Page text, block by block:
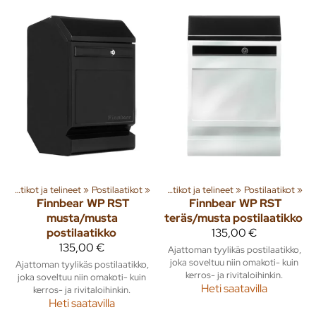
Postilaatikot ja telineet‪» Postilaatikot‪»
Finnbear WP RST
musta/musta
postilaatikko
135,00 €
Ajattoman tyylikäs postilaatikko,
joka soveltuu niin omakoti- kuin
kerros- ja rivitaloihinkin.
Heti saatavilla
Pihalle‪» Kiinteistötarvikkeet‪» Postilaatikot ja telineet‪» Postilaatikot‪»
Finnbear WP RST
teräs/musta postilaatikko
135,00 €
Ajattoman tyylikäs postilaatikko,
joka soveltuu niin omakoti- kuin
kerros- ja rivitaloihinkin.
Heti saatavilla